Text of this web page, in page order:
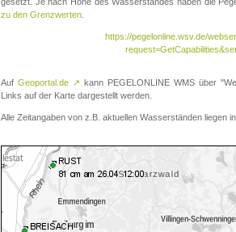
zu den Grenzwerten
https://pegelonline.wsv.de/
Auf Geoportal.de ↗ kann PEGELONLINE WMS über
Links auf der Karte dargestellt werden.
Alle Zeitangaben von z.B. aktuellen Wasserständen liegen